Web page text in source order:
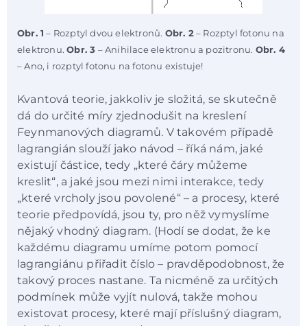
Obr. 1 – Rozptyl dvou elektronů. Obr. 2– Rozptyl fotonu na
elektronu.Obr. 3 – Anihilace elektronu a pozitronu. Obr. 4
– Ano, i rozptyl fotonu na fotonu existuje!
Kvantová teorie, jakkoliv je složitá, se skutečně
dá do určité míry zjednodušit na kreslení
Feynmanových diagramů. V takovém případě
lagrangián slouží jako návod – říká nám, jaké
existují částice, tedy „které čáry můžeme
kreslit“, a jaké jsou mezi nimi interakce, tedy
„které vrcholy jsou povolené“ – a procesy, které
teorie předpovídá, jsou ty, pro něž vymyslíme
nějaký vhodný diagram. (Hodí se dodat, že ke
každému diagramu umíme potom pomocí
lagrangiánu přiřadit číslo – pravděpodobnost, že
takový proces nastane. Ta nicméně za určitých
podmínek může vyjít nulová, takže mohou
existovat procesy, které mají příslušný diagram,